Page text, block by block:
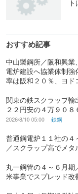
おすすめ記事
中山製鋼所／阪和興
電炉建設へ協業体制
率は阪和２０％、ヨド
関東の鉄スクラップ輸
２２円安の４万９０
2026/8/10 05:00 鉄鋼
普通鋼電炉１１社の
／スクラップ高でメ
丸一鋼管の４～６月
米事業でスプレッド改